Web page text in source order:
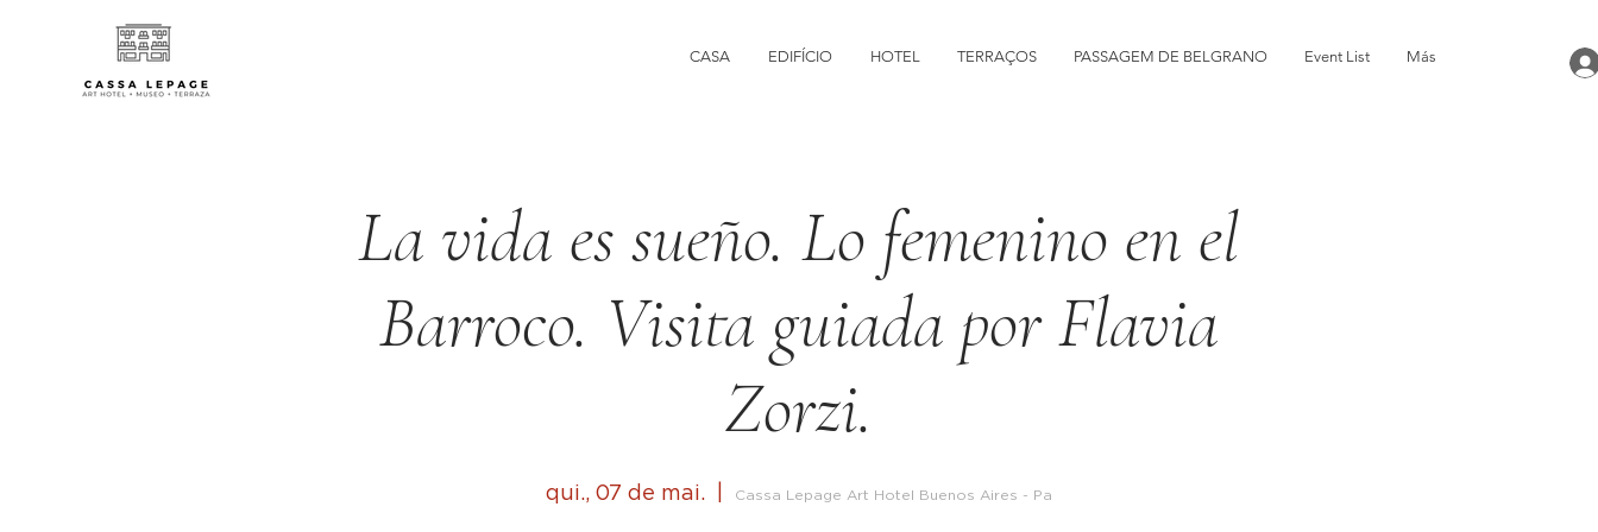
CASA EDIFÍCIO HOTEL TERRAÇOS PASSAGEM DE BELGRANO Event List Más
La vida es sueño. Lo femenino en el
Barroco. Visita guiada por Flavia
Zorzi.
qui., 07 de mai.
  |
Cassa Lepage Art Hotel Buenos Aires - Pa